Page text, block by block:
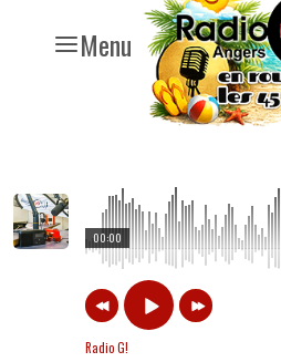
Menu
00:00
Radio G!